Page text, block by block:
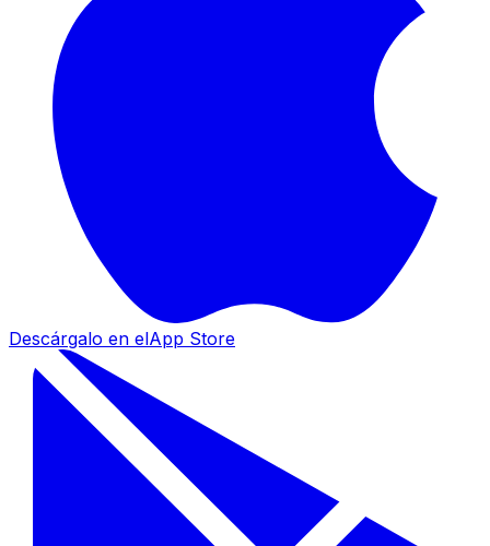
Descárgalo en elApp Store